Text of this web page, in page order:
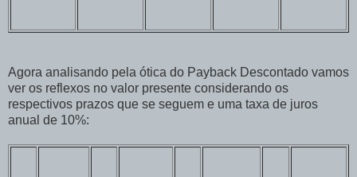
Agora analisando pela ótica do Payback Descontado vamos
ver os reflexos no valor presente considerando os
respectivos prazos que se seguem e uma taxa de juros
anual de 10%: